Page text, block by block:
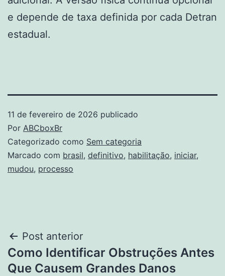
e depende de taxa definida por cada Detran
estadual.
11 de fevereiro de 2026 publicado
Por ABCboxBr
Categorizado como Sem categoria
Marcado com brasil, definitivo, habilitação, iniciar,
mudou, processo
Navegação
de
Post anterior
Como Identificar Obstruções Antes
Que Causem Grandes Danos